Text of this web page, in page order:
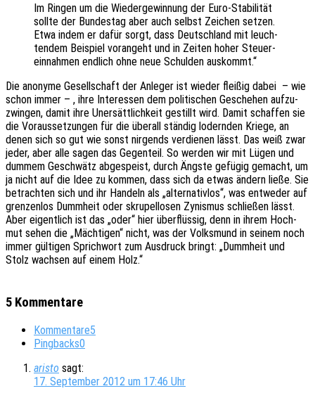
Im Ringen um die Wieder­ge­win­nung der Euro-Stabi­li­tät
sollte der Bundes­tag aber auch selbst Zeichen setzen.
Etwa indem er dafür sorgt, dass Deutsch­land mit leuch­
ten­dem Beispiel voran­geht und in Zeiten hoher Steu­er­
ein­nah­men endlich ohne neue Schul­den auskommt.“
Die anony­me Gesell­schaft der Anle­ger ist wieder flei­ßig dabei – wie
schon immer – , ihre Inter­es­sen dem poli­ti­schen Gesche­hen aufzu­
zwin­gen, damit ihre Uner­sätt­lich­keit gestillt wird. Damit schaf­fen sie
die Voraus­set­zun­gen für die über­all stän­dig lodern­den Kriege, an
denen sich so gut wie sonst nirgends verdie­nen lässt. Das weiß zwar
jeder, aber alle sagen das Gegen­teil. So werden wir mit Lügen und
dummem Geschwätz abge­speist, durch Ängste gefü­gig gemacht, um
ja nicht auf die Idee zu kommen, dass sich da etwas ändern ließe. Sie
betrach­ten sich und ihr Handeln als „alter­na­tiv­los“, was entwe­der auf
gren­zen­los Dumm­heit oder skru­pel­lo­sen Zynis­mus schlie­ßen lässt.
Aber eigent­lich ist das „oder“ hier über­flüs­sig, denn in ihrem Hoch­
mut sehen die „Mäch­ti­gen“ nicht, was der Volks­mund in seinem noch
immer gülti­gen Sprich­wort zum Ausdruck bringt: „Dumm­heit und
Stolz wach­sen auf einem Holz.“
5 Kommentare
Kommentare5
Pingbacks0
aristo sagt:
17. September 2012 um 17:46 Uhr